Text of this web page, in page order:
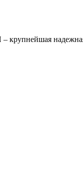
надежная